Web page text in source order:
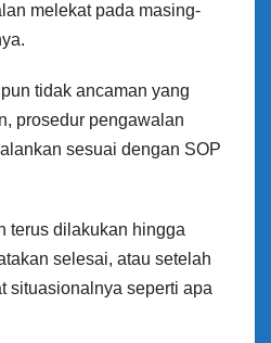
melekat pada masing-
tidak ancaman yang
prosedur pengawalan
sesuai dengan SOP
terus dilakukan hingga
selesai, atau setelah
situasionalnya seperti apa